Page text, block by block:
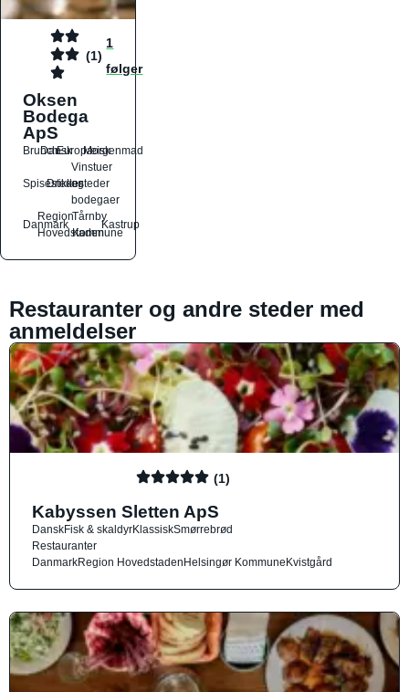
(1)
1
følger
Oksen
Bodega
ApS
Brunch
DanskEuropæiskMorgenmad
Spisesteder
Drikkesteder
Vinstuer
og
bodegaer
Danmark
Region
Hovedstaden
Tårnby
Kommune
Kastrup
Restauranter og andre steder med
anmeldelser
(1)
Kabyssen Sletten ApS
DanskFisk & skaldyrKlassiskSmørrebrød
Restauranter
DanmarkRegion HovedstadenHelsingør KommuneKvistgård